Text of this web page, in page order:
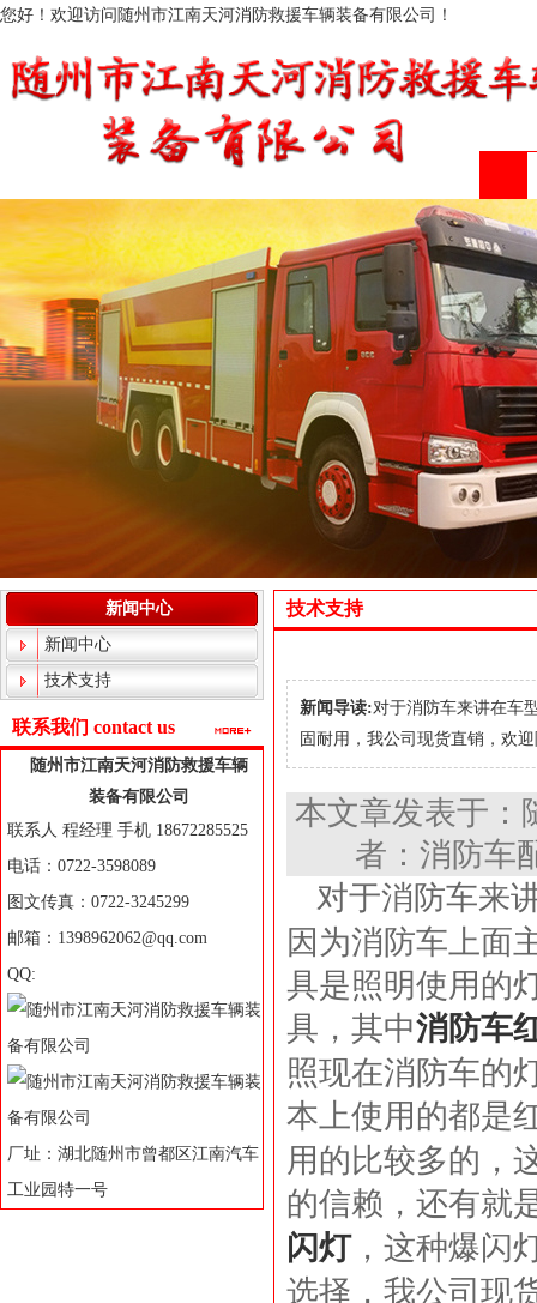
您好！欢迎访问随州市江南天河消防救援车辆装备有限公司！
新闻中心
新闻中心
技术支持
联系我们 contact us
随州市江南天河消防救援车辆
装备有限公司
联系人 程经理 手机 18672285525
电话：0722-3598089
图文传真：0722-3245299
邮箱：1398962062@qq.com
QQ:
厂址：湖北随州市曾都区江南汽车
工业园特一号
技术支持
新闻导读:对于消防车来讲在车
固耐用，我公司现货直销，欢
本文章发表于
者：消防车
对于消防车来
因为消防车上面
具是照明使用的
具，其中消防车
照现在消防车的
本上使用的都是
用的比较多的，
的信赖，还有就
闪灯，这种爆闪
选择，我公司现